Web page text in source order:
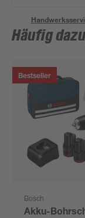
Häufig
Bestseller
Bosch
Akku-